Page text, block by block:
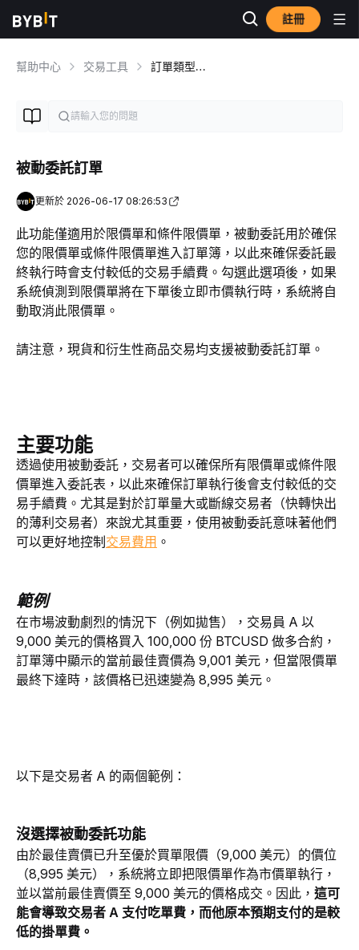
註冊
幫助中心 交易工具 訂單類型概述
被動委託訂單
更新於 2026-06-17 08:26:53
此功能僅適用於限價單和條件限價單，被動委託用於確保
您的限價單或條件限價單進入訂單簿，以此來確保委託最
終執行時會支付較低的交易手續費。勾選此選項後，如果
系統偵測到限價單將在下單後立即市價執行時，系統將自
動取消此限價單。
請注意，現貨和衍生性商品交易均支援被動委託訂單。
主要功能
透過使用被動委託，交易者可以確保所有限價單或條件限
價單進入委託表，以此來確保訂單執行後會支付較低的交
易手續費。尤其是對於訂單量大或斷線交易者（快轉快出
的薄利交易者）來說尤其重要，使用被動委託意味著他們
可以更好地控制 交易費用 。
範例
在市場波動劇烈的情況下（例如拋售），交易員 A 以
9,000 美元的價格買入 100,000 份 BTCUSD 做多合約，
訂單簿中顯示的當前最佳賣價為 9,001 美元，但當限價單
最終下達時，該價格已迅速變為 8,995 美元。
以下是交易者 A 的兩個範例：
沒選擇被動委託功能
由於最佳賣價已升至優於買單限價（9,000 美元）的價位
（8,995 美元），系統將立即把限價單作為市價單執行，
並以當前最佳賣價至 9,000 美元的價格成交。因此， 這可
能會導致交易者 A 支付吃單費，而他原本預期支付的是較
低的掛單費。